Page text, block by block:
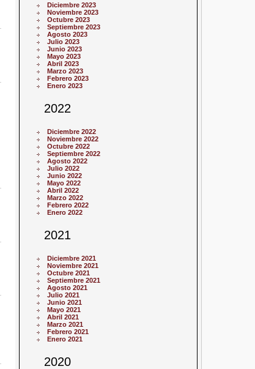
Diciembre 2023
Noviembre 2023
Octubre 2023
Septiembre 2023
Agosto 2023
Julio 2023
Junio 2023
Mayo 2023
Abril 2023
Marzo 2023
Febrero 2023
Enero 2023
2022
Diciembre 2022
Noviembre 2022
Octubre 2022
Septiembre 2022
Agosto 2022
Julio 2022
Junio 2022
Mayo 2022
Abril 2022
Marzo 2022
Febrero 2022
Enero 2022
2021
Diciembre 2021
Noviembre 2021
Octubre 2021
Septiembre 2021
Agosto 2021
Julio 2021
Junio 2021
Mayo 2021
Abril 2021
Marzo 2021
Febrero 2021
Enero 2021
2020